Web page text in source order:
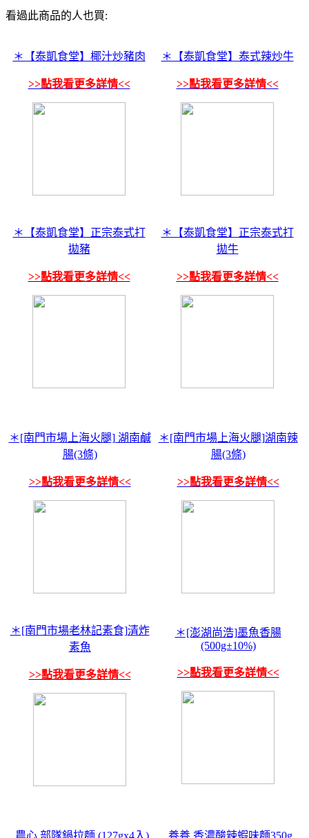
看過此商品的人也買:
＊【泰凱食堂】椰汁炒豬肉
>>點我看更多詳情<<
＊【泰凱食堂】泰式辣炒牛
>>點我看更多詳情<<
＊【泰凱食堂】正宗泰式打
拋豬
>>點我看更多詳情<<
＊【泰凱食堂】正宗泰式打
拋牛
>>點我看更多詳情<<
＊[南門市場上海火腿] 湖南鹹
腸(3條)
>>點我看更多詳情<<
＊[南門市場上海火腿]湖南辣
腸(3條)
>>點我看更多詳情<<
＊[南門市場老林記素食]清炸
素魚
>>點我看更多詳情<<
＊[澎湖尚浩]墨魚香腸
(500g±10%)
>>點我看更多詳情<<
農心 部隊鍋拉麵 (127gx4入) 養養 香濃酸辣蝦味麵350g